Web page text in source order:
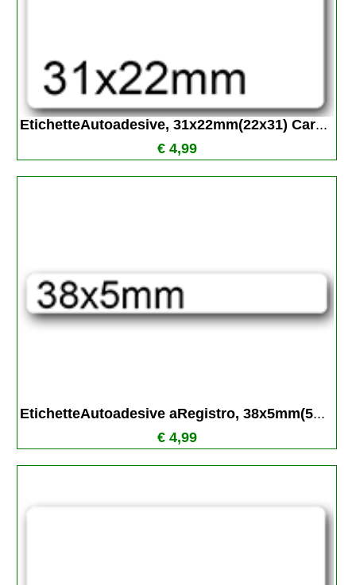
EtichetteAutoadesive, 31x22mm(22x31) Car...
€ 4,99
EtichetteAutoadesive aRegistro, 38x5mm(5...
€ 4,99